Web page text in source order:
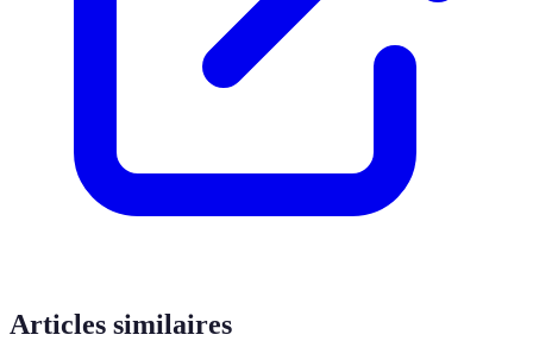
Articles similaires